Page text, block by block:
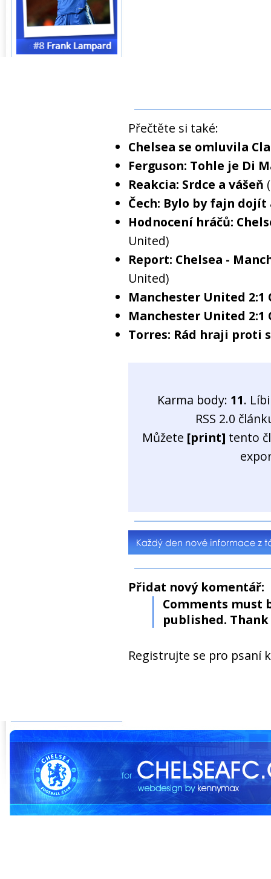
Přečtěte si také:
Chelsea se omluvila
Ferguson: Tohle je Di
Reakcia: Srdce a vášeň
Čech: Bylo by fajn dojít
Hodnocení hráčů:
United)
Report: Chelsea -
United)
Manchester United 2:1
Manchester United 2:1
Torres: Rád hraji proti
Karma body: 11.
RSS 2.0
Můžete [print] tento
Přidat nový komentář:
Comments must
published. Thank
Registrujte se pro psaní